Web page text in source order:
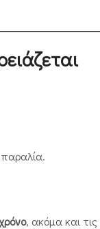
, ακόμα και τις